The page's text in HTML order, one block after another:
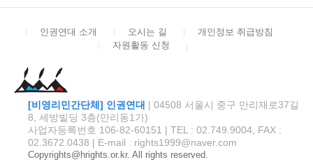
인권연대 소개 오시는 길
개인정보 취급방침
자원활동 신청
[비영리민간단체] 인권연대 | 04508 서울시 중구 만리재로37길
8, 세방빌딩 3층(만리동1가)
사업자등록번호 106-82-60151 | TEL : 02.749.9004, FAX :
02.3672.0438 | E-mail : rights1999@naver.com
Copyrights@hrights.or.kr. All rights reserved.